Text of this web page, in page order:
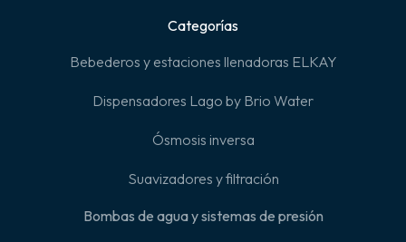
Categorías
Bebederos y estaciones llenadoras ELKAY
Dispensadores Lago by Brio Water
Ósmosis inversa
Suavizadores y filtración
Bombas de agua y sistemas de presión